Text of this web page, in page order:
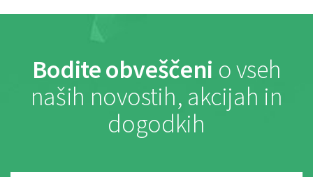
Bodite obveščeni o vseh
naših novostih, akcijah in
dogodkih